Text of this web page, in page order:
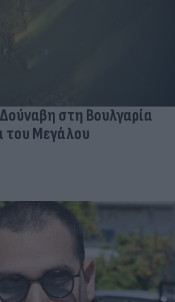
στη Βουλγαρία
του Μεγάλου